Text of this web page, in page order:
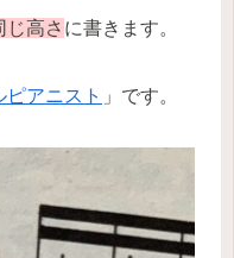
じ高さ に書きます。
ピアニスト 」です。